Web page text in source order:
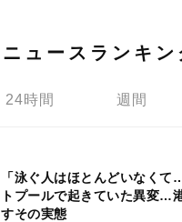
ニュースランキン
24時間 週間
「泳ぐ人はほとんどいなく
トプールで起きていた異変…
すその実態